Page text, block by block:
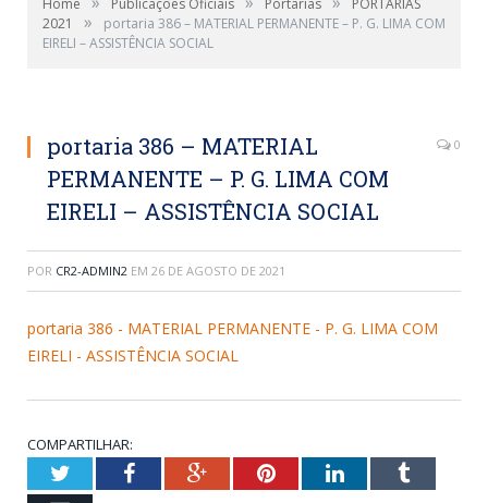
Home Publicações Oficiais Portarias
PORTARIAS
2021
»
portaria 386 – MATERIAL PERMANENTE – P. G. LIMA COM
EIRELI – ASSISTÊNCIA SOCIAL
portaria 386 – MATERIAL
PERMANENTE – P. G. LIMA COM
EIRELI – ASSISTÊNCIA SOCIAL
0
POR CR2-ADMIN2 EM 26 DE AGOSTO DE 2021
portaria 386 - MATERIAL PERMANENTE - P. G. LIMA COM
EIRELI - ASSISTÊNCIA SOCIAL
COMPARTILHAR:
TwitterFacebookGoogle+PinterestLinkedInTumblr